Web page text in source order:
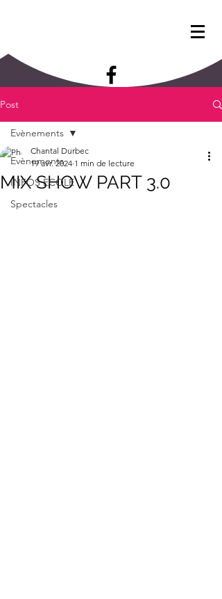
Post
Evènements
INFOS ECOLE
Spectacles
Evènements
MIX SHOW PART 3.0
Chantal Durbec
19 avr. 2024 1 min de lecture